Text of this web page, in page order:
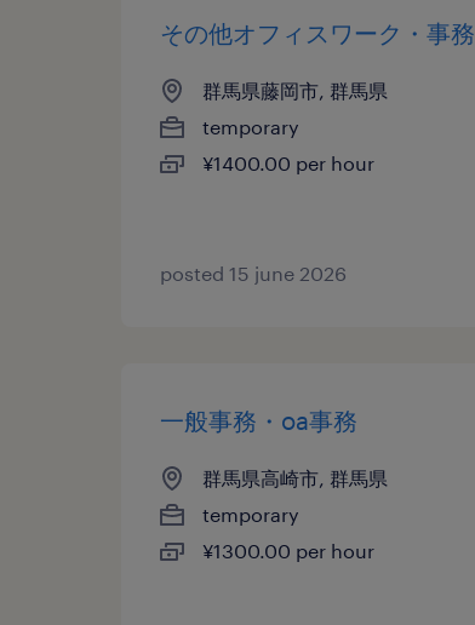
その他オフィスワーク・事務
群馬県藤岡市, 群馬県
temporary
¥1400.00 per hour
posted 15 june 2026
一般事務・oa事務
群馬県高崎市, 群馬県
temporary
¥1300.00 per hour